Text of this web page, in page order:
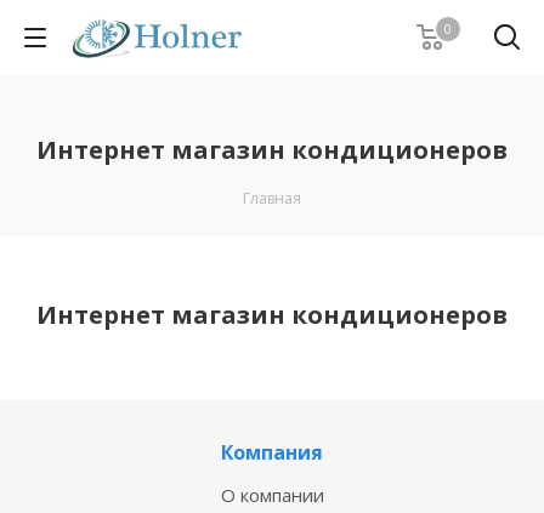
0
Интернет магазин кондиционеров
Главная
Интернет магазин кондиционеров
Компания
О компании